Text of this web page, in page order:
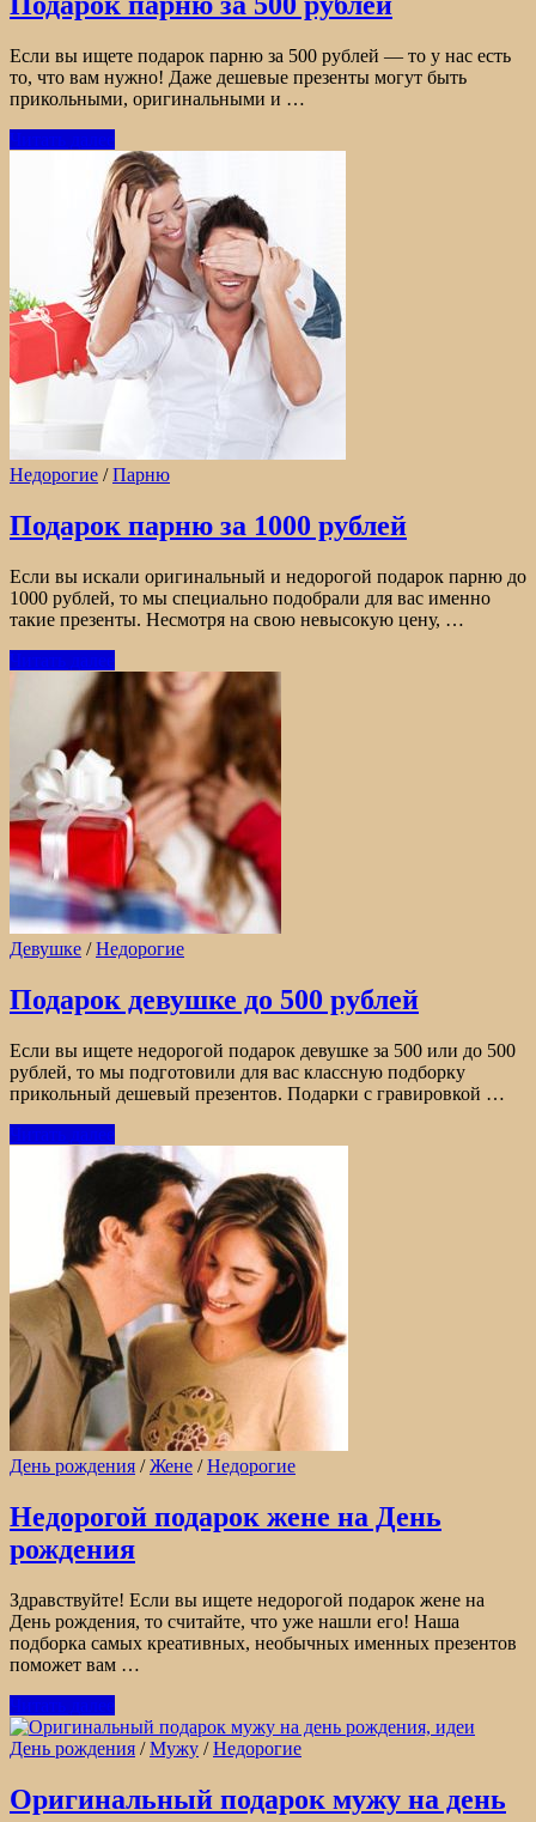
Если вы ищете подарок парню за 500 рублей — то у нас есть
то, что вам нужно! Даже дешевые презенты могут быть
прикольными, оригинальными и …
Читать далее
Недорогие /Парню
Подарок парню за 1000 рублей
Если вы искали оригинальный и недорогой подарок парню до
1000 рублей, то мы специально подобрали для вас именно
такие презенты. Несмотря на свою невысокую цену, …
Читать далее
Девушке /Недорогие
Подарок девушке до 500 рублей
Если вы ищете недорогой подарок девушке за 500 или до 500
рублей, то мы подготовили для вас классную подборку
прикольный дешевый презентов. Подарки с гравировкой …
Читать далее
День рождения /Жене /Недорогие
Недорогой подарок жене на День
рождения
Здравствуйте! Если вы ищете недорогой подарок жене на
День рождения, то считайте, что уже нашли его! Наша
подборка самых креативных, необычных именных презентов
поможет вам …
Читать далее
День рождения /Мужу /Недорогие
Оригинальный подарок мужу на день